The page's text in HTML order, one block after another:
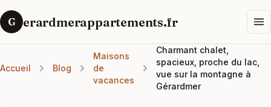
G erardmerappartements.fr
Accueil Blog
Maisons
de
vacances
Charmant chalet,
spacieux, proche du lac,
vue sur la montagne à
Gérardmer